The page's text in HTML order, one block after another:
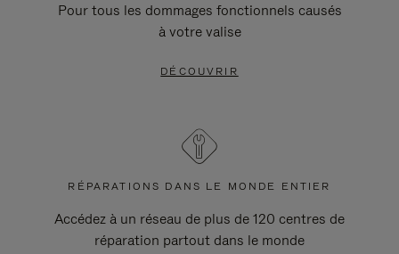
Pour tous les dommages fonctionnels causés
à votre valise
DÉCOUVRIR
RÉPARATIONS DANS LE MONDE ENTIER
Accédez à un réseau de plus de 120 centres de
réparation partout dans le monde